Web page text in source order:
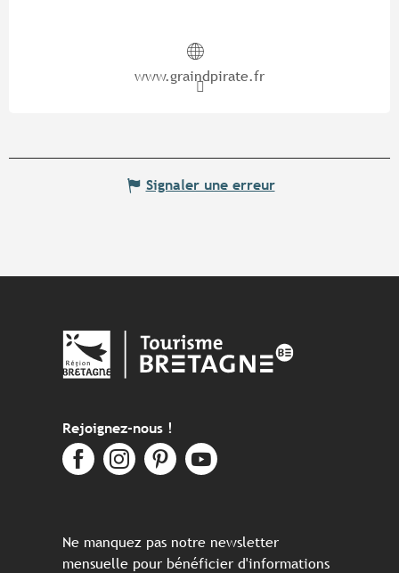
www.graindpirate.fr
Signaler une erreur
Rejoignez-nous !
Ne manquez pas notre newsletter
mensuelle pour bénéficier d'informations